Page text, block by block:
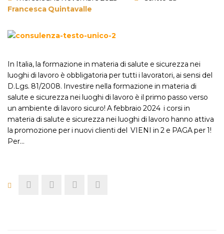
Francesca Quintavalle
In Italia, la formazione in materia di salute e sicurezza nei
luoghi di lavoro è obbligatoria per tutti i lavoratori, ai sensi del
D.Lgs. 81/2008. Investire nella formazione in materia di
salute e sicurezza nei luoghi di lavoro è il primo passo verso
un ambiente di lavoro sicuro! A febbraio 2024 i corsi in
materia di salute e sicurezza nei luoghi di lavoro hanno attiva
la promozione per i nuovi clienti del VIENI in 2 e PAGA per 1!
Per…